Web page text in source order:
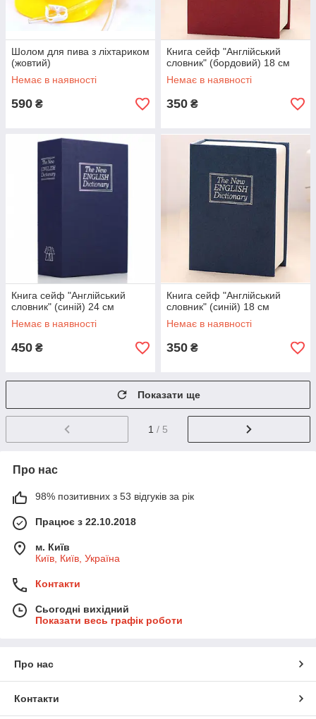
Шолом для пива з ліхтариком
(жовтий)
Немає в наявності
590 ₴
Книга сейф "Англійський
словник" (бордовий) 18 см
Немає в наявності
350 ₴
Книга сейф "Англійський
словник" (синій) 24 см
Немає в наявності
450 ₴
Книга сейф "Англійський
словник" (синій) 18 см
Немає в наявності
350 ₴
Показати ще
1 / 5
Про нас
98% позитивних з 53 відгуків за рік
Працює з 22.10.2018
м. Київ
Київ, Київ, Україна
Контакти
Сьогодні вихідний
Показати весь графік роботи
Про нас
Контакти